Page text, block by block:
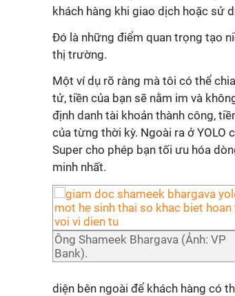
khách hàng khi giao dịch hoặc sử
Đó là những điểm quan trọng tạo
thị trường.
Một ví dụ rõ ràng mà tôi có thể
tử, tiền của bạn sẽ nằm im và
định danh tài khoản thành công,
của từng thời kỳ. Ngoài ra ở YOLO
Super cho phép bạn tối ưu hóa
minh nhất.
Ông Shameek Bhargava (Ảnh: VP
Bank).
diện bên ngoài để khách hàng có